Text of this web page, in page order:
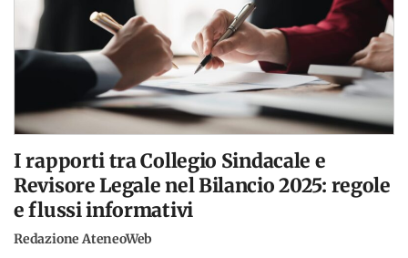
I rapporti tra Collegio Sindacale e
Revisore Legale nel Bilancio 2025: regole
e flussi informativi
Redazione AteneoWeb